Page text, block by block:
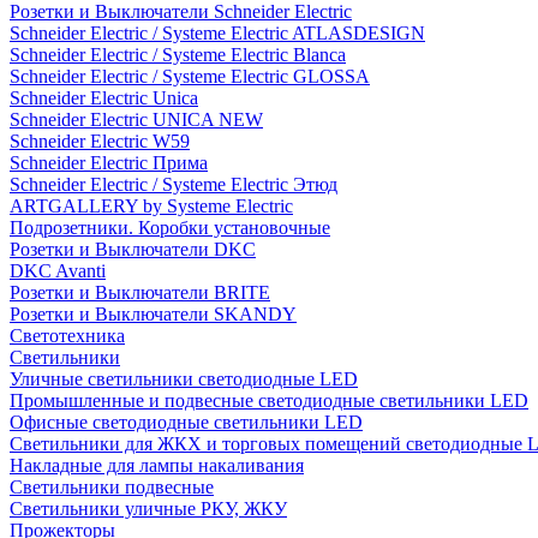
Розетки и Выключатели Schneider Electric
Schneider Electric / Systeme Electric ATLASDESIGN
Schneider Electric / Systeme Electric Blanca
Schneider Electric / Systeme Electric GLOSSA
Schneider Electric Unica
Schneider Electric UNICA NEW
Schneider Electric W59
Schneider Electric Прима
Schneider Electric / Systeme Electric Этюд
ARTGALLERY by Systeme Electric
Подрозетники. Коробки установочные
Розетки и Выключатели DKC
DKC Avanti
Розетки и Выключатели BRITE
Розетки и Выключатели SKANDY
Светотехника
Светильники
Уличные светильники светодиодные LED
Промышленные и подвесные светодиодные светильники LED
Офисные светодиодные светильники LED
Светильники для ЖКХ и торговых помещений светодиодные
Накладные для лампы накаливания
Светильники подвесные
Светильники уличные РКУ, ЖКУ
Прожекторы